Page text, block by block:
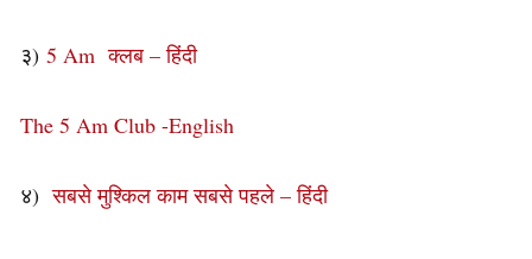
३) 5 Am क्लब – हिंदी
The 5 Am Club -English
४)सबसे मुश्किल काम सबसे पहले – हिंदी